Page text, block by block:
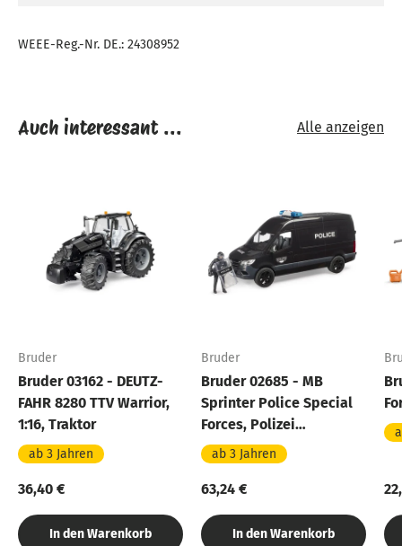
WEEE-Reg.-Nr. DE.: 24308952
Auch interessant ... Alle anzeigen
Bruder
Bruder 03162 - DEUTZ-
FAHR 8280 TTV Warrior,
1:16, Traktor
ab 3 Jahren
36,40 €
In den Warenkorb
Bruder
Bruder 02685 - MB
Sprinter Police Special
Forces, Polizei
Spezialeinheit mit Figur
ab 3 Jahren
63,24 €
In den Warenkorb